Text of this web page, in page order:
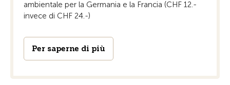
ambientale per la Germania e la Francia (CHF 12.-
invece di CHF 24.-)
Per saperne di più